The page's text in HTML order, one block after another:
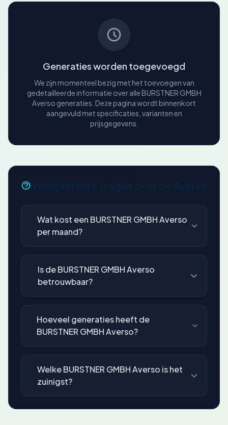
Generaties worden toegevoegd
We zijn momenteel bezig met het toevoegen van
gedetailleerde informatie over alle BURSTNER GMBH
Averso generaties. Deze pagina wordt binnenkort
aangevuld met specificaties, varianten en
prijsgegevens.
Wat kost een BURSTNER GMBH Averso
per maand?
Is de BURSTNER GMBH Averso
betrouwbaar?
Hoeveel generaties heeft de
BURSTNER GMBH Averso?
Welke BURSTNER GMBH Averso is het
zuinigst?